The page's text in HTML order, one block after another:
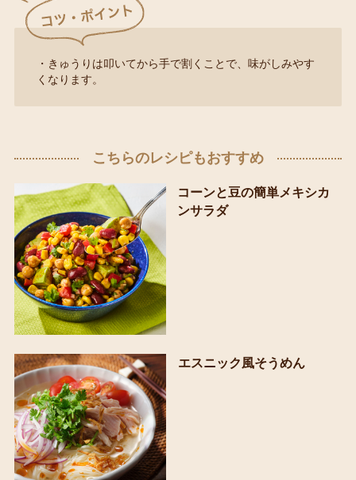
・きゅうりは叩いてから手で割くことで、味がしみやす
くなります。
こちらのレシピもおすすめ
コーンと豆の簡単メキシカ
ンサラダ
エスニック風そうめん